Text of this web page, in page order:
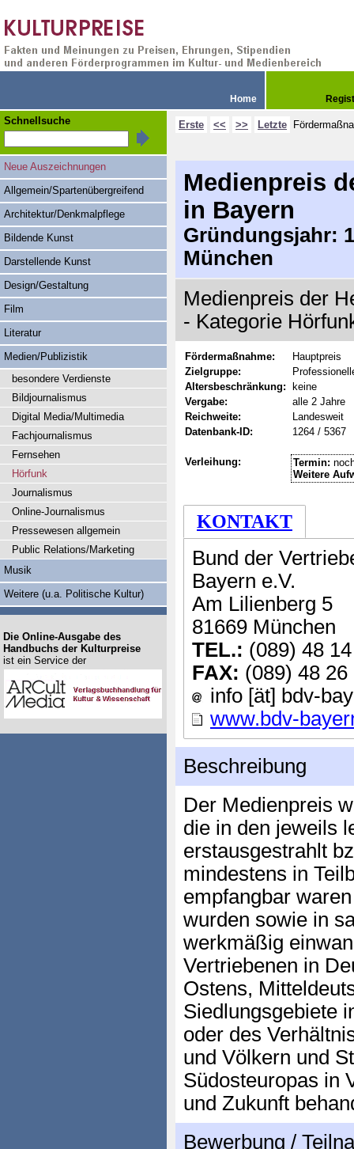
Home
Erste << >> Letzte
Medienpreis
in Bayern
Gründungsjahr:
München
Medienpreis der
- Kategorie
Fördermaßnahme:
Hauptpreis
Zielgruppe:
Altersbeschränkung:
keine
Vergabe:
alle 2 Jahre
Reichweite:
Landesweit
Datenbank-ID:
1264 / 5367
Verleihung: Termin:
Weitere
KONTAKT
Bund der
Bayern e.V.
Am Lilienberg 5
81669 München
TEL.: (089) 48
FAX: (089) 48 26
info [ät] bdv-
www.bdv-
Beschreibung
Der Medienpreis
die in den jeweils
erstausgestrahlt
mindestens in
empfangbar
wurden sowie in
werkmäßig
Vertriebenen in
Ostens,
Siedlungsgebiete
oder des
und Völkern und
Südosteuropas in
und Zukunft
Bewerbung /
Schnellsuche
Neue Auszeichnungen
Allgemein/Spartenübergreifend
Architektur/Denkmalpflege
Bildende Kunst
Darstellende Kunst
Design/Gestaltung
Film
Literatur
Medien/Publizistik
besondere Verdienste
Bildjournalismus
Digital Media/Multimedia
Fachjournalismus
Fernsehen
Hörfunk
Journalismus
Online-Journalismus
Pressewesen allgemein
Public Relations/Marketing
Musik
Weitere (u.a. Politische Kultur)
Die Online-Ausgabe des
Handbuchs der Kulturpreise
ist ein Service der